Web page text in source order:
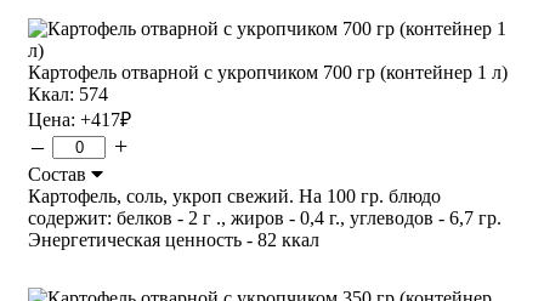
Картофель отварной с укропчиком 700 гр (контейнер 1 л)
Ккал: 574
Цена: +417₽
– +
Состав
Картофель, соль, укроп свежий. На 100 гр. блюдо
содержит: белков - 2 г ., жиров - 0,4 г., углеводов - 6,7 гр.
Энергетическая ценность - 82 ккал